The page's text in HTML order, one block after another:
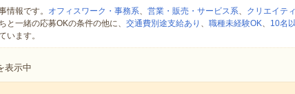
情報です。 オフィスワーク・事務系、 営業・販売・サービス系、 クリエイテ
と一緒の応募OKの条件の他に、 交通費別途支給あり 、 職種未経験OK、 10名
います。
表示中